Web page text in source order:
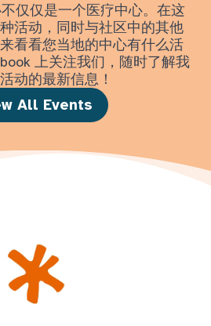
仅仅是一个医疗中心。在这
活动，同时与社区中的其他
看看您当地的中心有什么活
上关注我们，随时了解我
动的最新信息！
All Events